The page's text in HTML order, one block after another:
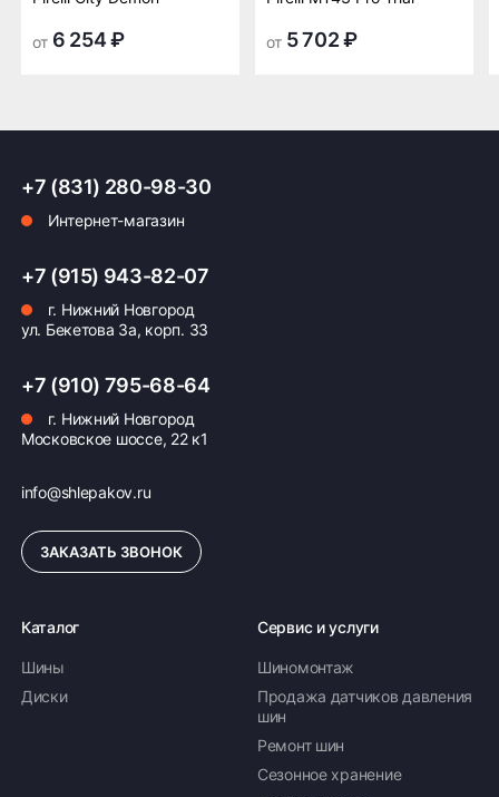
транспортной
компании в Нижнем
компании в Нижнем
Возможна картой, наличными при получении,
также доступно оформление кредита и
формирование счёта для Юр.Лица
ПОДРОБНЕЕ ОБ ОПЛАТЕ
от 6 254 ₽ от 5 702 ₽
+7 (831) 280-98-30
Интернет-магазин
+7 (915) 943-82-07
г. Нижний Новгород
ул. Бекетова 3а, корп. 33
+7 (910) 795-68-64
г. Нижний Новгород
Московское шоссе, 22 к1
info@shlepakov.ru
ЗАКАЗАТЬ ЗВОНОК
Каталог
Шины
Диски
Сервис и услуги
Шиномонтаж
Продажа датчиков давления
шин
Ремонт шин
Сезонное хранение